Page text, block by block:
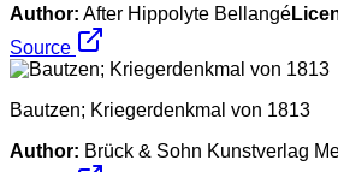
Author: After Hippolyte Bellangé
Source
Bautzen; Kriegerdenkmal von 1813
Author: Brück & Sohn Kunstverlag